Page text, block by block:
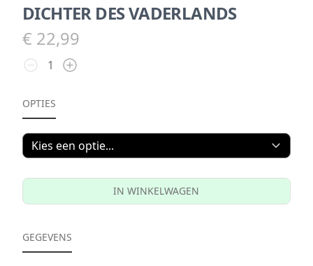
DICHTER DES VADERLANDS
€ 22,99
OPTIES
IN WINKELWAGEN
GEGEVENS